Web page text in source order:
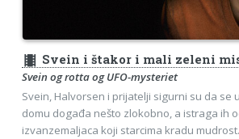
theaters Svein i štakor i mali zeleni
Svein og rotta og UFO-mysteriet
Svein, Halvorsen i prijatelji sigurni su da se
domu događa nešto zlokobno, a istraga ih
izvanzemaljaca koji starcima kradu mudrost.